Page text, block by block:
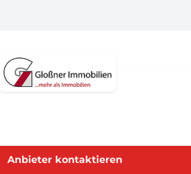
Anbieter kontaktieren